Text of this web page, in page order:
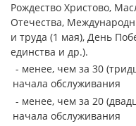
Рождество Христово,
Отечества,
и труда (1 мая), День
единства и др.).
- менее, чем за 30
начала обслуживания
- менее, чем за 20
начала обслуживания